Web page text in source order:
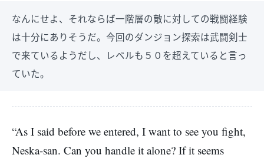
なんにせよ、それならば一階層の敵に対しての戦闘経験
は十分にありそうだ。今回のダンジョン探索は武闘剣士
で来ているようだし、レベルも５０を超えていると言っ
ていた。
“As I said before we entered, I want to see you fight,
Neska-san. Can you handle it alone? If it seems